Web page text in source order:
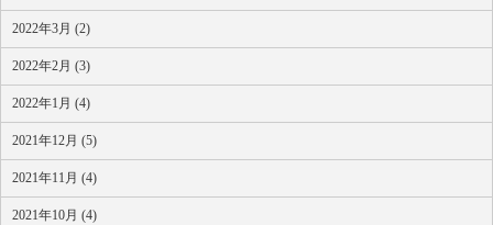
2022年3月 (2)
2022年2月 (3)
2022年1月 (4)
2021年12月 (5)
2021年11月 (4)
2021年10月 (4)